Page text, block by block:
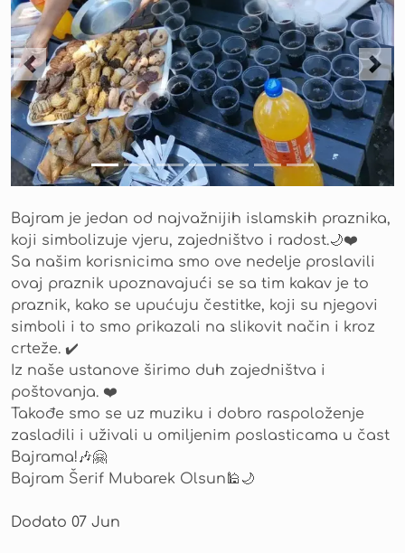
Previous Next
Bajram je jedan od najvažnijih islamskih praznika,
koji simbolizuje vjeru, zajedništvo i radost.🌙❤️
Sa našim korisnicima smo ove nedelje proslavili
ovaj praznik upoznavajući se sa tim kakav je to
praznik, kako se upućuju čestitke, koji su njegovi
simboli i to smo prikazali na slikovit način i kroz
crteže. ✔️
Iz naše ustanove širimo duh zajedništva i
poštovanja. ❤️
Takođe smo se uz muziku i dobro raspoloženje
zasladili i uživali u omiljenim poslasticama u čast
Bajrama!🎶🤗
Bajram Šerif Mubarek Olsun🕌🌙
Dodato 07 Jun